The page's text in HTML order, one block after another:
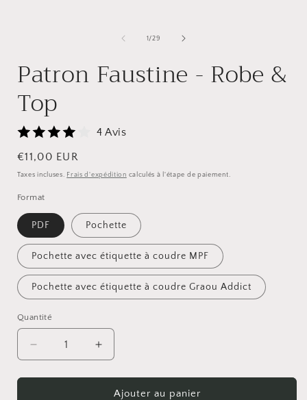
modale
1/de
29
Patron Faustine - Robe &
Top
4 Avis
Prix
habituel
€11,00 EUR
Taxes incluses. Frais d'expédition calculés à l'étape de paiement.
Format
PDF Pochette
Pochette avec étiquette à coudre MPF
Pochette avec étiquette à coudre Graou Addict
Quantité
Réduire
la
quantité
Augmenter
la
quantité
Ajouter au panier